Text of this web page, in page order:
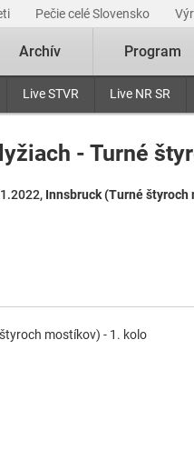
Pečie celé Slovensko
Live STVR Live NR SR
Archív Program
- Turné
Innsbruck (Turné štyroch
mostíkov) - 1. kolo